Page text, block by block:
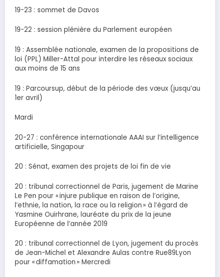
19-23 : sommet de Davos
19-22 : session plénière du Parlement européen
19 : Assemblée nationale, examen de la propositions de
loi (PPL) Miller-Attal pour interdire les réseaux sociaux
aux moins de 15 ans
19 : Parcoursup, début de la période des vœux (jusqu’au
1er avril)
Mardi
20-27 : conférence internationale AAAI sur l’intelligence
artificielle, Singapour
20 : Sénat, examen des projets de loi fin de vie
20 : tribunal correctionnel de Paris, jugement de Marine
Le Pen pour « injure publique en raison de l’origine,
l’ethnie, la nation, la race ou la religion » à l’égard de
Yasmine Ouirhrane, lauréate du prix de la jeune
Européenne de l’année 2019
20 : tribunal correctionnel de Lyon, jugement du procès
de Jean-Michel et Alexandre Aulas contre Rue89Lyon
pour « diffamation » Mercredi